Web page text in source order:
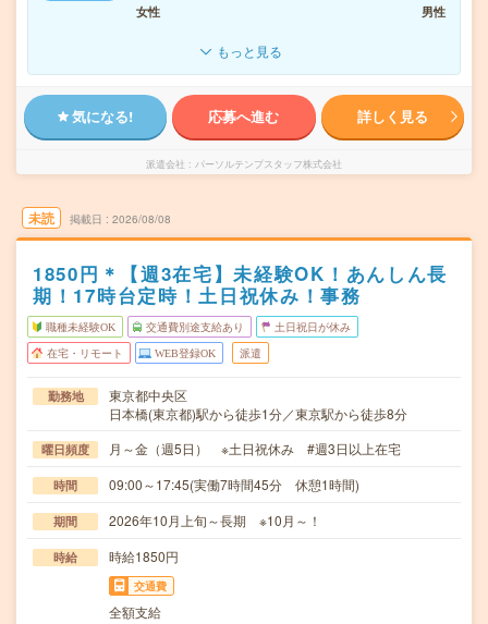
女性
男性
もっと見る
気になる! 応募へ進む 詳しく見る
派遣会社 パーソルテンプスタッフ株式会社
未読 掲載日 2026/08/08
1850円＊【週3在宅】未経験OK！あんしん長
期！17時台定時！土日祝休み！事務
職種未経験OK 交通費別途支給あり 土日祝日が休み
在宅・リモート WEB登録OK 派遣
勤務地
東京都中央区
日本橋(東京都)駅から徒歩1分／東京駅から徒歩8分
曜日頻度 月～金（週5日） ※土日祝休み #週3日以上在宅
時間 09:00～17:45(実働7時間45分 休憩1時間)
期間 2026年10月上旬～長期 ※10月～！
時給 時給1850円
交通費
全額支給